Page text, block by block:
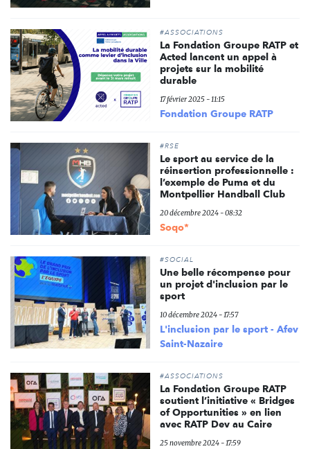
#ASSOCIATIONS
La Fondation Groupe RATP et
Acted lancent un appel à
projets sur la mobilité
durable
17 février 2025 - 11:15
Fondation Groupe RATP
#RSE
Le sport au service de la
réinsertion professionnelle :
l’exemple de Puma et du
Montpellier Handball Club
20 décembre 2024 - 08:32
Soqo*
#SOCIAL
Une belle récompense pour
un projet d'inclusion par le
sport
10 décembre 2024 - 17:57
L'inclusion par le sport - Afev
Saint-Nazaire
#ASSOCIATIONS
La Fondation Groupe RATP
soutient l’initiative « Bridges
of Opportunities » en lien
avec RATP Dev au Caire
25 novembre 2024 - 17:59